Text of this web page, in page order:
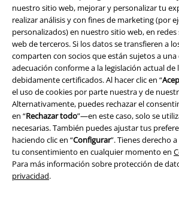
nuestro sitio web, mejorar y personalizar tu
realizar análisis y con fines de marketing (por
personalizados) en nuestro sitio web, en redes
web de terceros. Si los datos se transfieren a
comparten con socios que están sujetos a una
adecuación conforme a la legislación actual de
debidamente certificados. Al hacer clic en “
el uso de cookies por parte nuestra y de
Alternativamente, puedes rechazar el
en “Rechazar todo”—en este caso, solo se
necesarias. También puedes ajustar tus
haciendo clic en “Configurar”. Tienes derecho
tu consentimiento en cualquier momento en
Para más información sobre protección de
privacidad.
Legal
Términos y Condiciones
Aviso Legal
Ley protección de datos
Eliminación de residuos y protección del
Declaración de Conformidad